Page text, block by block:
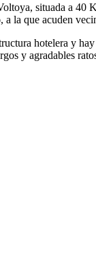
situada a 40
la que acuden
hotelera y
y agradables